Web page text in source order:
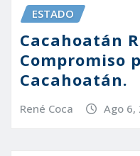
ESTADO
Cacahoatán
Compromiso
Cacahoatán.
René Coca Ago 6,